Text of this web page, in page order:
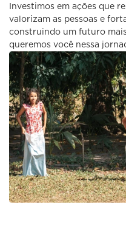
Investimos em ações que
valorizam as pessoas e
construindo um futuro
queremos você nessa